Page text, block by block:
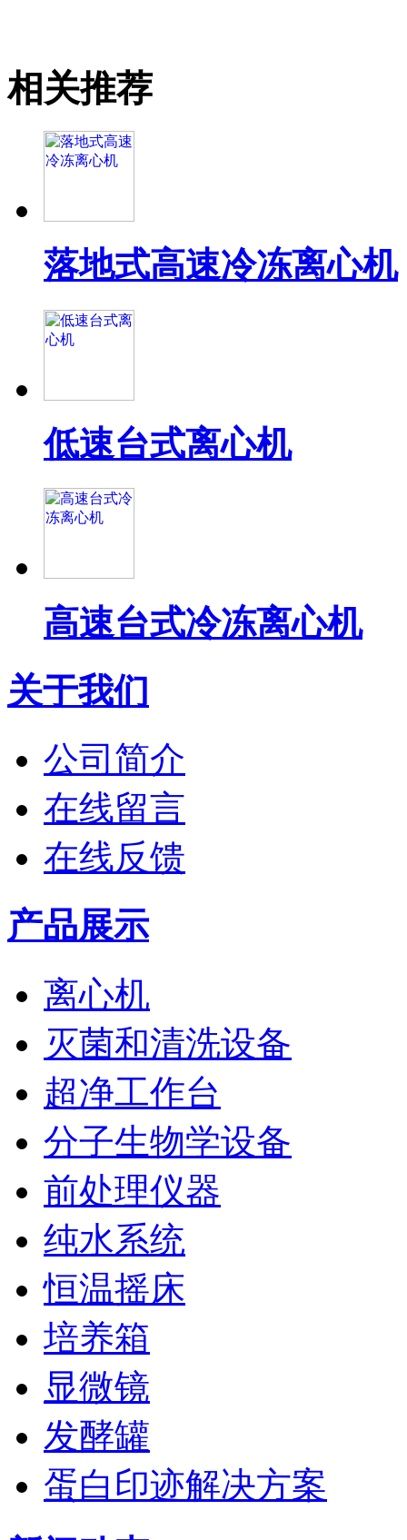
相关推荐
落地式高速冷冻离心机
低速台式离心机
高速台式冷冻离心机
关于我们
公司简介
在线留言
在线反馈
产品展示
离心机
灭菌和清洗设备
超净工作台
分子生物学设备
前处理仪器
纯水系统
恒温摇床
培养箱
显微镜
发酵罐
蛋白印迹解决方案